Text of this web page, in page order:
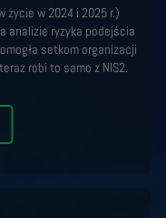
życie w 2024 i 2025 r.)
analizie ryzyka podejścia
setkom organizacji
robi to samo z NIS2.